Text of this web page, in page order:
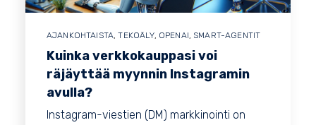
AJANKOHTAISTA,TEKOÄLY, OPENAI, SMART-AGENTIT
Kuinka verkkokauppasi voi
räjäyttää myynnin Instagramin
avulla?
Instagram-viestien (DM) markkinointi on